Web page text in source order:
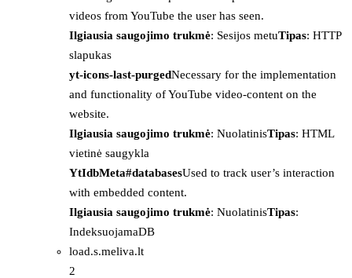
videos from YouTube the user has seen.
Ilgiausia saugojimo trukmė: Sesijos metuTipas: HTTP
slapukas
yt-icons-last-purgedNecessary for the implementation
and functionality of YouTube video-content on the
website.
Ilgiausia saugojimo trukmė: NuolatinisTipas: HTML
vietinė saugykla
YtIdbMeta#databasesUsed to track user’s interaction
with embedded content.
Ilgiausia saugojimo trukmė: NuolatinisTipas:
IndeksuojamaDB
load.s.meliva.lt
2